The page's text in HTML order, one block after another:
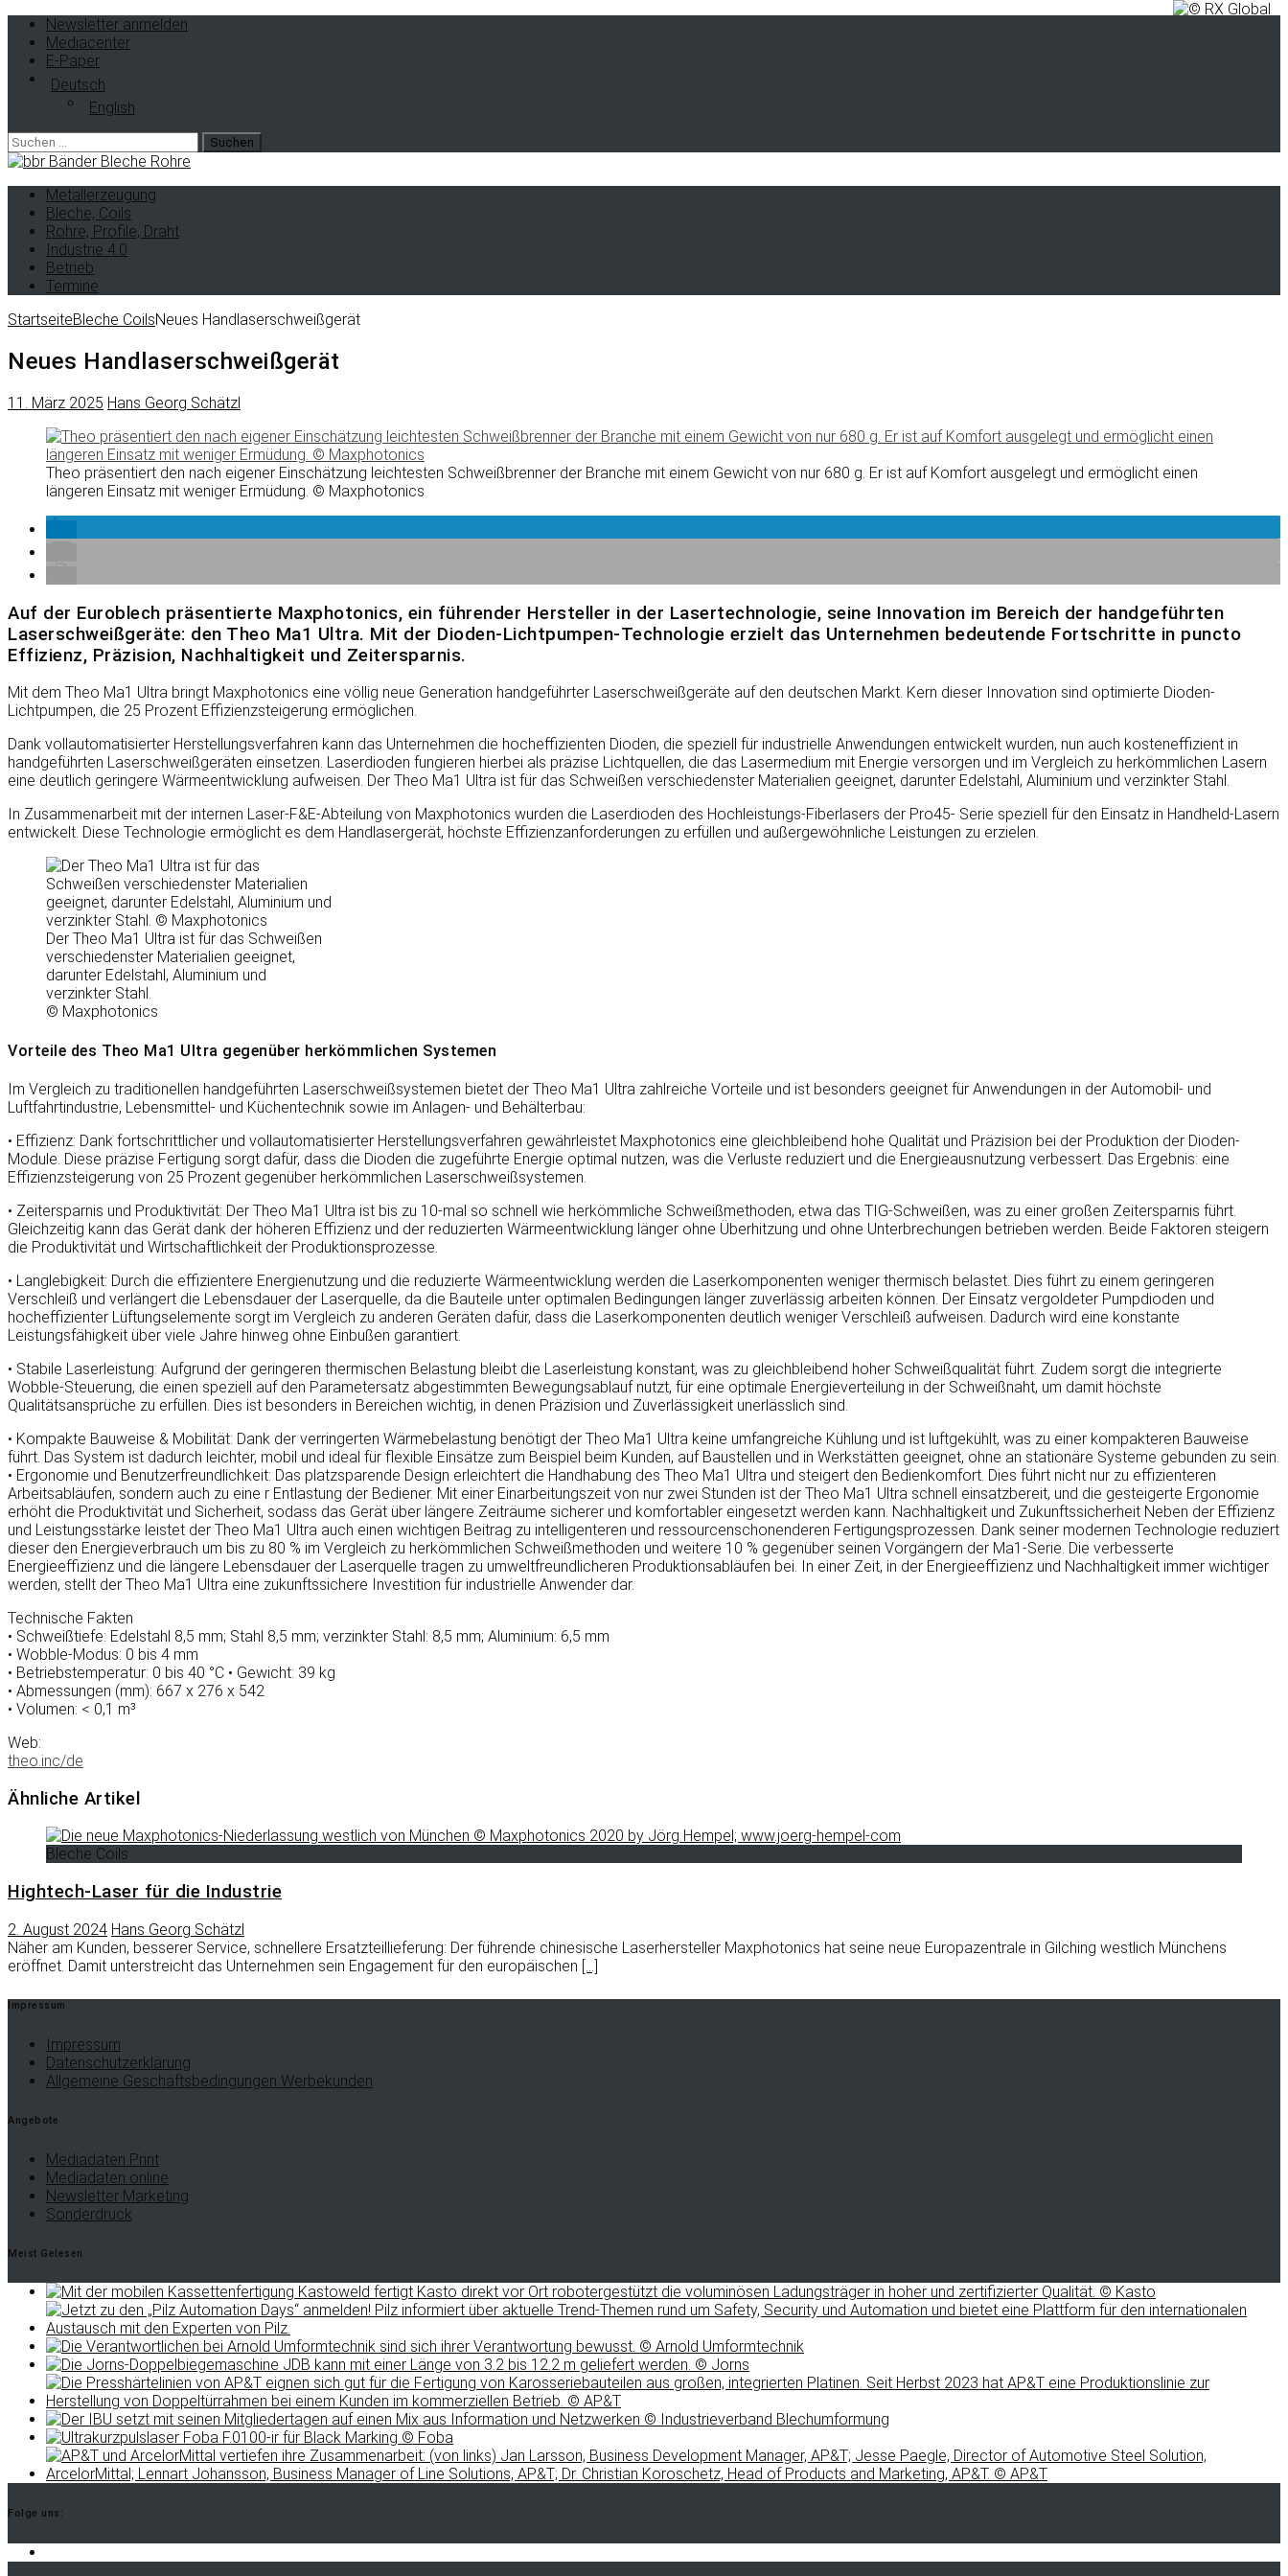
Newsletter anmelden
Mediacenter
E-Paper
Deutsch
English
Metallerzeugung
Bleche, Coils
Rohre, Profile, Draht
Industrie 4.0
Betrieb
Termine
StartseiteBleche CoilsNeues Handlaserschweißgerät
Neues Handlaserschweißgerät
11. März 2025 Hans Georg Schätzl
Theo präsentiert den nach eigener Einschätzung leichtesten Schweißbrenner der Branche mit einem Gewicht von nur 680 g. Er ist auf Komfort ausgelegt und ermöglicht einen
längeren Einsatz mit weniger Ermüdung. © Maxphotonics
Auf der Euroblech präsentierte Maxphotonics, ein führender Hersteller in der Lasertechnologie, seine Innovation im Bereich der handgeführten
Laserschweißgeräte: den Theo Ma1 Ultra. Mit der Dioden-Lichtpumpen-Technologie erzielt das Unternehmen bedeutende Fortschritte in puncto
Effizienz, Präzision, Nachhaltigkeit und Zeitersparnis.
Mit dem Theo Ma1 Ultra bringt Maxphotonics eine völlig neue Generation handgeführter Laserschweißgeräte auf den deutschen Markt. Kern dieser Innovation sind optimierte Dioden-
Lichtpumpen, die 25 Prozent Effizienzsteigerung ermöglichen.
Dank vollautomatisierter Herstellungsverfahren kann das Unternehmen die hocheffizienten Dioden, die speziell für industrielle Anwendungen entwickelt wurden, nun auch kosteneffizient in
handgeführten Laserschweißgeräten einsetzen. Laserdioden fungieren hierbei als präzise Lichtquellen, die das Lasermedium mit Energie versorgen und im Vergleich zu herkömmlichen Lasern
eine deutlich geringere Wärmeentwicklung aufweisen. Der Theo Ma1 Ultra ist für das Schweißen verschiedenster Materialien geeignet, darunter Edelstahl, Aluminium und verzinkter Stahl.
In Zusammenarbeit mit der internen Laser-F&E-Abteilung von Maxphotonics wurden die Laserdioden des Hochleistungs-Fiberlasers der Pro45- Serie speziell für den Einsatz in Handheld-Lasern
entwickelt. Diese Technologie ermöglicht es dem Handlasergerät, höchste Effizienzanforderungen zu erfüllen und außergewöhnliche Leistungen zu erzielen.
Der Theo Ma1 Ultra ist für das Schweißen
verschiedenster Materialien geeignet,
darunter Edelstahl, Aluminium und
verzinkter Stahl.
© Maxphotonics
Vorteile des Theo Ma1 Ultra gegenüber herkömmlichen Systemen
Im Vergleich zu traditionellen handgeführten Laserschweißsystemen bietet der Theo Ma1 Ultra zahlreiche Vorteile und ist besonders geeignet für Anwendungen in der Automobil- und
Luftfahrtindustrie, Lebensmittel- und Küchentechnik sowie im Anlagen- und Behälterbau:
• Effizienz: Dank fortschrittlicher und vollautomatisierter Herstellungsverfahren gewährleistet Maxphotonics eine gleichbleibend hohe Qualität und Präzision bei der Produktion der Dioden-
Module. Diese präzise Fertigung sorgt dafür, dass die Dioden die zugeführte Energie optimal nutzen, was die Verluste reduziert und die Energieausnutzung verbessert. Das Ergebnis: eine
Effizienzsteigerung von 25 Prozent gegenüber herkömmlichen Laserschweißsystemen.
• Zeitersparnis und Produktivität: Der Theo Ma1 Ultra ist bis zu 10-mal so schnell wie herkömmliche Schweißmethoden, etwa das TIG-Schweißen, was zu einer großen Zeitersparnis führt.
Gleichzeitig kann das Gerät dank der höheren Effizienz und der reduzierten Wärmeentwicklung länger ohne Überhitzung und ohne Unterbrechungen betrieben werden. Beide Faktoren steigern
die Produktivität und Wirtschaftlichkeit der Produktionsprozesse.
• Langlebigkeit: Durch die effizientere Energienutzung und die reduzierte Wärmeentwicklung werden die Laserkomponenten weniger thermisch belastet. Dies führt zu einem geringeren
Verschleiß und verlängert die Lebensdauer der Laserquelle, da die Bauteile unter optimalen Bedingungen länger zuverlässig arbeiten können. Der Einsatz vergoldeter Pumpdioden und
hocheffizienter Lüftungselemente sorgt im Vergleich zu anderen Geräten dafür, dass die Laserkomponenten deutlich weniger Verschleiß aufweisen. Dadurch wird eine konstante
Leistungsfähigkeit über viele Jahre hinweg ohne Einbußen garantiert.
• Stabile Laserleistung: Aufgrund der geringeren thermischen Belastung bleibt die Laserleistung konstant, was zu gleichbleibend hoher Schweißqualität führt. Zudem sorgt die integrierte
Wobble-Steuerung, die einen speziell auf den Parametersatz abgestimmten Bewegungsablauf nutzt, für eine optimale Energieverteilung in der Schweißnaht, um damit höchste
Qualitätsansprüche zu erfüllen. Dies ist besonders in Bereichen wichtig, in denen Präzision und Zuverlässigkeit unerlässlich sind.
• Kompakte Bauweise & Mobilität: Dank der verringerten Wärmebelastung benötigt der Theo Ma1 Ultra keine umfangreiche Kühlung und ist luftgekühlt, was zu einer kompakteren Bauweise
führt. Das System ist dadurch leichter, mobil und ideal für flexible Einsätze zum Beispiel beim Kunden, auf Baustellen und in Werkstätten geeignet, ohne an stationäre Systeme gebunden zu sein.
• Ergonomie und Benutzerfreundlichkeit: Das platzsparende Design erleichtert die Handhabung des Theo Ma1 Ultra und steigert den Bedienkomfort. Dies führt nicht nur zu effizienteren
Arbeitsabläufen, sondern auch zu eine r Entlastung der Bediener. Mit einer Einarbeitungszeit von nur zwei Stunden ist der Theo Ma1 Ultra schnell einsatzbereit, und die gesteigerte Ergonomie
erhöht die Produktivität und Sicherheit, sodass das Gerät über längere Zeiträume sicherer und komfortabler eingesetzt werden kann. Nachhaltigkeit und Zukunftssicherheit Neben der Effizienz
und Leistungsstärke leistet der Theo Ma1 Ultra auch einen wichtigen Beitrag zu intelligenteren und ressourcenschonenderen Fertigungsprozessen. Dank seiner modernen Technologie reduziert
dieser den Energieverbrauch um bis zu 80 % im Vergleich zu herkömmlichen Schweißmethoden und weitere 10 % gegenüber seinen Vorgängern der Ma1-Serie. Die verbesserte
Energieeffizienz und die längere Lebensdauer der Laserquelle tragen zu umweltfreundlicheren Produktionsabläufen bei. In einer Zeit, in der Energieeffizienz und Nachhaltigkeit immer wichtiger
werden, stellt der Theo Ma1 Ultra eine zukunftssichere Investition für industrielle Anwender dar.
Technische Fakten
• Schweißtiefe: Edelstahl 8,5 mm; Stahl 8,5 mm; verzinkter Stahl: 8,5 mm; Aluminium: 6,5 mm
• Wobble-Modus: 0 bis 4 mm
• Betriebstemperatur: 0 bis 40 °C • Gewicht: 39 kg
• Abmessungen (mm): 667 x 276 x 542
• Volumen: < 0,1 m³
Web:
theo.inc/de
Ähnliche Artikel
Bleche Coils
Hightech-Laser für die Industrie
2. August 2024 Hans Georg Schätzl
Näher am Kunden, besserer Service, schnellere Ersatzteillieferung: Der führende chinesische Laserhersteller Maxphotonics hat seine neue Europazentrale in Gilching westlich Münchens
eröffnet. Damit unterstreicht das Unternehmen sein Engagement für den europäischen […]
Impressum
Impressum
Datenschutzerklärung
Allgemeine Geschäftsbedingungen Werbekunden
Angebote
Mediadaten Print
Mediadaten online
Newsletter Marketing
Sonderdruck
Meist Gelesen
Folge uns: